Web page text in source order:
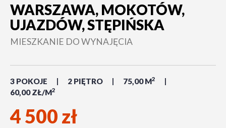
WARSZAWA, MOKOTÓW,
UJAZDÓW, STĘPIŃSKA
MIESZKANIE DO WYNAJĘCIA
3 POKOJE 2 PIĘTRO 75,00 M2
60,00 ZŁ/M2
4 500 zł